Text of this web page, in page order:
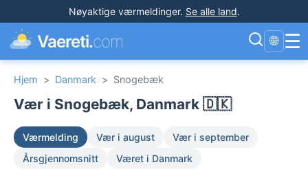
Nøyaktige værmeldinger. Se alle land.
Vaereti.com 🌐 ☰
Hjem > Danmark > Snogebæk
Vær i Snogebæk, Danmark 🇩🇰
Værmelding Vær i august
Vær i september
Årsgjennomsnitt
Været i Danmark